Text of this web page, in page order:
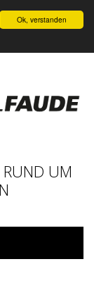
Ok, verstanden
RUND UM